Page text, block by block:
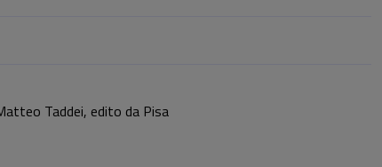
Taddei, edito da Pisa